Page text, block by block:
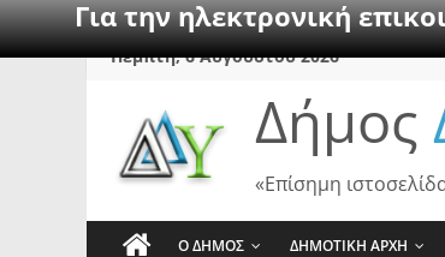
Για την ηλεκτρονική
SkipΠέμπτη, 6 Αυγούστου 2026
Δήμος
«Επίσημη
Ο ΔΗΜΟΣ ΔΗΜΟΤΙΚΗ ΑΡΧΗ